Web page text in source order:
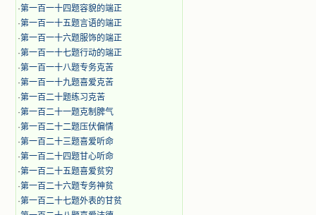
·第一百一十四题容貌的端正
·第一百一十五题言语的端正
·第一百一十六题服饰的端正
·第一百一十七题行动的端正
·第一百一十八题专务克苦
·第一百一十九题喜爱克苦
·第一百二十题练习克苦
·第一百二十一题克制脾气
·第一百二十二题压伏偏情
·第一百二十三题喜爱听命
·第一百二十四题甘心听命
·第一百二十五题喜爱贫穷
·第一百二十六题专务神贫
·第一百二十七题外表的甘贫